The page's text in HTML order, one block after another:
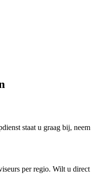
staat u graag bij, neem
per regio. Wilt u direct